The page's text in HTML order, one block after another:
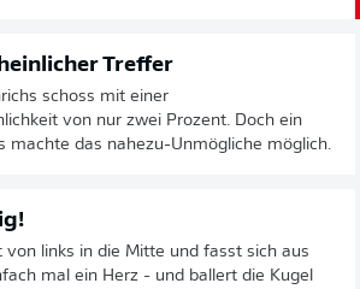
Treffer
schoss mit einer
von nur zwei Prozent. Doch ein
machte das nahezu-Unmögliche möglich.
von links in die Mitte und fasst sich aus
mal ein Herz - und ballert die Kugel